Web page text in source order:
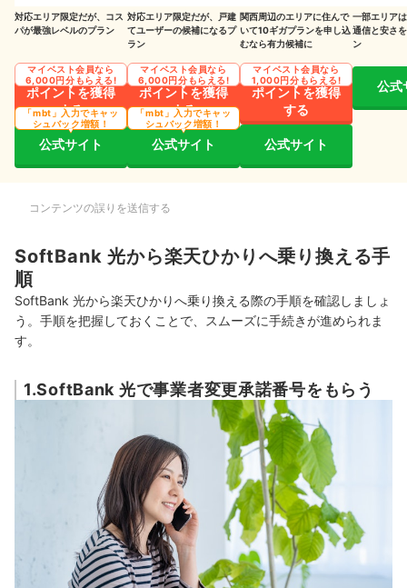
SoftBank 光・楽天ひかりともに事務手数料がかかる
ソフトバンクスマホとのセット割が利用できない
Yahoo! BBメールのアドレスが使えなくなる
楽天ひかりに申し込むなら？速度や料金を徹底検証したコンテンツをチ
対応エリア限定だが、コス
パが最強レベルのプラン
ポイントを獲得
する
マイベスト会員なら
6,000円分もらえる!
公式サイト
「mbt」入力でキャッ
シュバック増額！
対応エリア限定だが、戸建
てユーザーの候補になるプ
ラン
ポイントを獲得
する
マイベスト会員なら
6,000円分もらえる!
公式サイト
「mbt」入力でキャッ
シュバック増額！
関西周辺のエリアに住んで
いて10ギガプランを申し込
むなら有力候補に
ポイントを獲得
する
マイベスト会員なら
1,000円分もらえる!
公式サイト
一部エリア
通信と安さ
ン
公式
コンテンツの誤りを送信する
SoftBank 光から楽天ひかりへ乗り換える手
順
SoftBank 光から楽天ひかりへ乗り換える際の手順を確認しましょ
う。手順を把握しておくことで、スムーズに手続きが進められま
す。
1.SoftBank 光で事業者変更承諾番号をもらう